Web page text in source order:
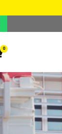
0